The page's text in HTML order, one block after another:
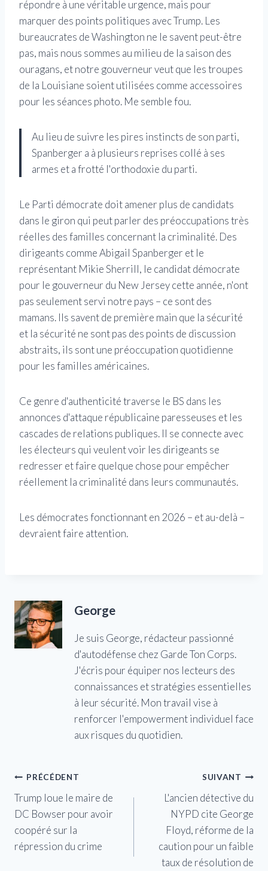
répondre à une véritable urgence, mais pour
marquer des points politiques avec Trump. Les
bureaucrates de Washington ne le savent peut-être
pas, mais nous sommes au milieu de la saison des
ouragans, et notre gouverneur veut que les troupes
de la Louisiane soient utilisées comme accessoires
pour les séances photo. Me semble fou.
Au lieu de suivre les pires instincts de son parti,
Spanberger a à plusieurs reprises collé à ses
armes et a frotté l'orthodoxie du parti.
Le Parti démocrate doit amener plus de candidats
dans le giron qui peut parler des préoccupations très
réelles des familles concernant la criminalité. Des
dirigeants comme Abigail Spanberger et le
représentant Mikie Sherrill, le candidat démocrate
pour le gouverneur du New Jersey cette année, n'ont
pas seulement servi notre pays – ce sont des
mamans. Ils savent de première main que la sécurité
et la sécurité ne sont pas des points de discussion
abstraits, ils sont une préoccupation quotidienne
pour les familles américaines.
Ce genre d'authenticité traverse le BS dans les
annonces d'attaque républicaine paresseuses et les
cascades de relations publiques. Il se connecte avec
les électeurs qui veulent voir les dirigeants se
redresser et faire quelque chose pour empêcher
réellement la criminalité dans leurs communautés.
Les démocrates fonctionnant en 2026 – et au-delà –
devraient faire attention.
George
Je suis George, rédacteur passionné
d'autodéfense chez Garde Ton Corps.
J'écris pour équiper nos lecteurs des
connaissances et stratégies essentielles
à leur sécurité. Mon travail vise à
renforcer l'empowerment individuel face
aux risques du quotidien.
Navigation
de
l’article
PRÉCÉDENT
Trump loue le maire de
DC Bowser pour avoir
coopéré sur la
répression du crime
SUIVANT
L'ancien détective du
NYPD cite George
Floyd, réforme de la
caution pour un faible
taux de résolution de